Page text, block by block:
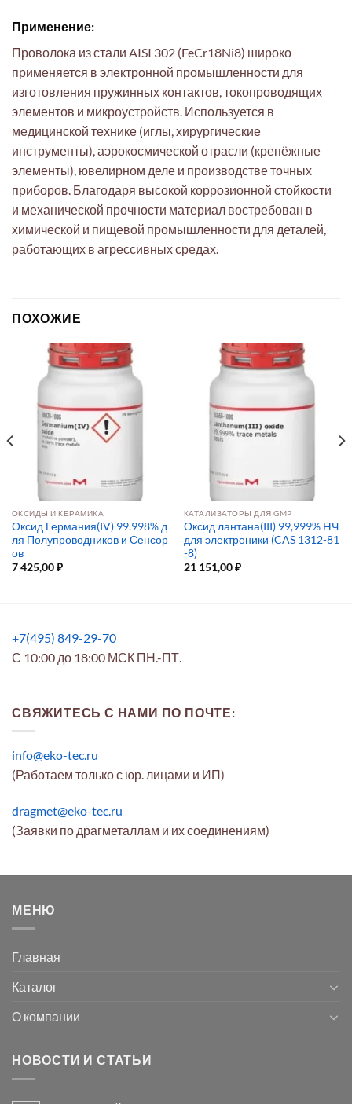
Применение:
Проволока из стали AISI 302 (FeCr18Ni8) широко
применяется в электронной промышленности для
изготовления пружинных контактов, токопроводящих
элементов и микроустройств. Используется в
медицинской технике (иглы, хирургические
инструменты), аэрокосмической отрасли (крепёжные
элементы), ювелирном деле и производстве точных
приборов. Благодаря высокой коррозионной стойкости
и механической прочности материал востребован в
химической и пищевой промышленности для деталей,
работающих в агрессивных средах.
ПОХОЖИЕ
ОКСИДЫ И КЕРАМИКА
Оксид Германия(IV) 99.998% д
ля Полупроводников и Сенсор
ов
7 425,00₽
КАТАЛИЗАТОРЫ ДЛЯ GMP
Оксид лантана(III) 99,999% HЧ
для электроники (CAS 1312-81
-8)
21 151,00₽
+7(495) 849-29-70
С 10:00 до 18:00 МСК ПН.-ПТ.
СВЯЖИТЕСЬ С НАМИ ПО ПОЧТЕ:
info@eko-tec.ru
(Работаем только с юр. лицами и ИП)
dragmet@eko-tec.ru
(Заявки по драгметаллам и их соединениям)
МЕНЮ
Главная
Каталог
О компании
НОВОСТИ И СТАТЬИ